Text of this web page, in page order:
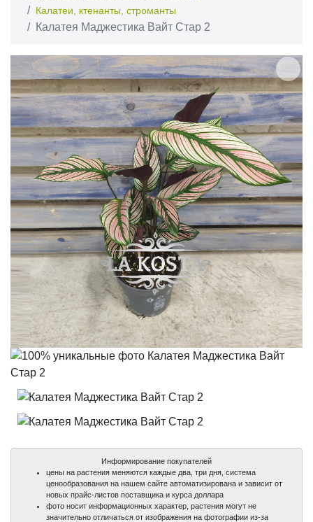
Калатеи, ктенанты, строманты
Калатея Маджестика Вайт Стар 2
Информирование покупателей
цены на растения меняются каждые два, три дня, система
ценообразования на нашем сайте автоматизирована и зависит от
новых прайс-листов поставщика и курса доллара
фото носит информационных характер, растения могут не
значительно отличаться от изображения на фотографии из-за